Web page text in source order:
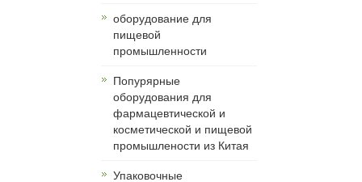
оборудование для
пищевой
промышленности
Попурярные
оборудования для
фармацевтической и
косметической и пищевой
промышлености из Китая
Упаковочные